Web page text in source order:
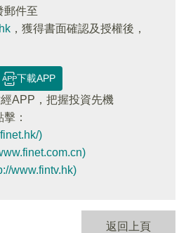
郵件至
，獲得書面確認及授權後，
下載APP
APP，把握投資先機
：
)
www.fintv.hk)
返回上頁